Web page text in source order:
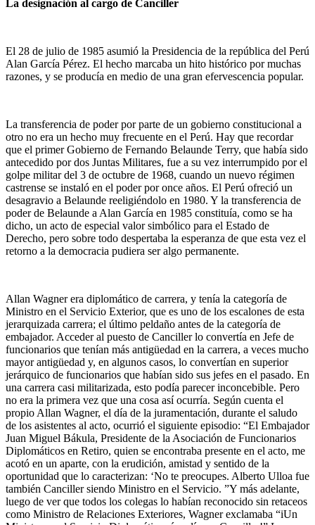
La designación al cargo de Canciller
El 28 de julio de 1985 asumió la Presidencia de la república del Perú
Alan García Pérez. El hecho marcaba un hito histórico por muchas
razones, y se producía en medio de una gran efervescencia popular.
La transferencia de poder por parte de un gobierno constitucional a
otro no era un hecho muy frecuente en el Perú. Hay que recordar
que el primer Gobierno de Fernando Belaunde Terry, que había sido
antecedido por dos Juntas Militares, fue a su vez interrumpido por el
golpe militar del 3 de octubre de 1968, cuando un nuevo régimen
castrense se instaló en el poder por once años. El Perú ofreció un
desagravio a Belaunde reeligiéndolo en 1980. Y la transferencia de
poder de Belaunde a Alan García en 1985 constituía, como se ha
dicho, un acto de especial valor simbólico para el Estado de
Derecho, pero sobre todo despertaba la esperanza de que esta vez el
retorno a la democracia pudiera ser algo permanente.
Allan Wagner era diplomático de carrera, y tenía la categoría de
Ministro en el Servicio Exterior, que es uno de los escalones de esta
jerarquizada carrera; el último peldaño antes de la categoría de
embajador. Acceder al puesto de Canciller lo convertía en Jefe de
funcionarios que tenían más antigüedad en la carrera, a veces mucho
mayor antigüedad y, en algunos casos, lo convertían en superior
jerárquico de funcionarios que habían sido sus jefes en el pasado. En
una carrera casi militarizada, esto podía parecer inconcebible. Pero
no era la primera vez que una cosa así ocurría. Según cuenta el
propio Allan Wagner, el día de la juramentación, durante el saludo
de los asistentes al acto, ocurrió el siguiente episodio: “El Embajador
Juan Miguel Bákula, Presidente de la Asociación de Funcionarios
Diplomáticos en Retiro, quien se encontraba presente en el acto, me
acotó en un aparte, con la erudición, amistad y sentido de la
oportunidad que lo caracterizan: ‘No te preocupes. Alberto Ulloa fue
también Canciller siendo Ministro en el Servicio. ”Y más adelante,
luego de ver que todos los colegas lo habían reconocido sin retaceos
como Ministro de Relaciones Exteriores, Wagner exclamaba “iUn